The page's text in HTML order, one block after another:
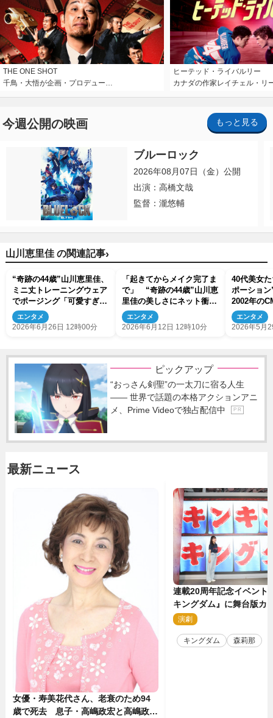
THE ONE SHOT
千鳥・大悟が企画・プロデュー…
ヒーテッド・ライバルリー
カナダの作家レイチェル・リ
今週公開の映画 もっと見る
ブルーロック
2026年08月07日（金）公開
出演：高橋文哉
監督：瀧悠輔
山川恵里佳 の関連記事›
“奇跡の44歳”山川恵里佳、
ミニ丈トレーニングウェア
でポージング「可愛すぎ」
「スタイル抜群」 2児の
母
エンタメ
2026年6月26日 12時00分
「起きてからメイク完了ま
で」 “奇跡の44歳”山川恵
里佳の美しさにネット衝撃
「お肌綺麗すぎる」 2児
の母
エンタメ
2026年6月12日 12時10分
40代美女
ポーショ
2002年の
のあの人
の元NHK
エンタメ
2026年5月
ピックアップ
“おっさん剣聖”の一太刀に宿る人生
―― 世界で話題の本格アクションアニ
メ、Prime Videoで独占配信中
P R
最新ニュース
女優・寿美花代さん、老衰のため94
歳で死去 息子・高嶋政宏と高嶋政伸
連載20周年記念イベント
キングダム』に舞台版カ
那が潜入！【密着レポー
演劇
キングダム 森莉那